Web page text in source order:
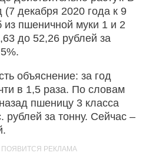
(7 декабря 2020 года к 9
из пшеничной муки 1 и 2
до 52,26 рублей за
объяснение: за год
в 1,5 раза. По словам
пшеницу 3 класса
рублей за тонну. Сейчас –